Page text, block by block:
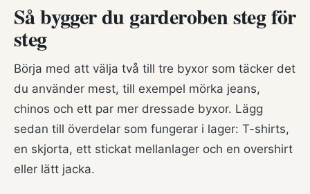
Så bygger du garderoben steg för
steg
Börja med att välja två till tre byxor som täcker det
du använder mest, till exempel mörka jeans,
chinos och ett par mer dressade byxor. Lägg
sedan till överdelar som fungerar i lager: T-shirts,
en skjorta, ett stickat mellanlager och en overshirt
eller lätt jacka.